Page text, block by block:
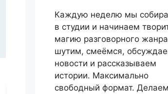
Каждую неделю мы
в студии и начинаем
магию разговорного
шутим, смеёмся,
новости и рассказываем
истории. Максимально
свободный формат. Делаем